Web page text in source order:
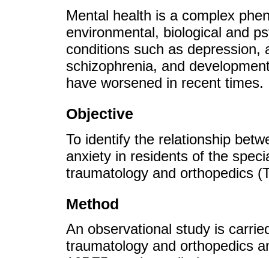
Mental health is a complex
environmental, biological and
conditions such as depression,
schizophrenia, and
have worsened in recent times.
Objective
To identify the relationship
anxiety in residents of the
traumatology and orthopedics
Method
An observational study is
traumatology and orthopedics